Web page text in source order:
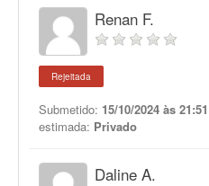
Renan F.
Rejeitada
Submetido: 15/10/2024 às 21:51
estimada: Privado
Daline A.